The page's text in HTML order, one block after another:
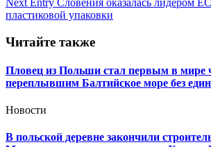
записям
пластиковой упаковки
Читайте также
Пловец из Польши стал первым в мире
переплывшим Балтийское море без
Новости
В польской деревне закончили